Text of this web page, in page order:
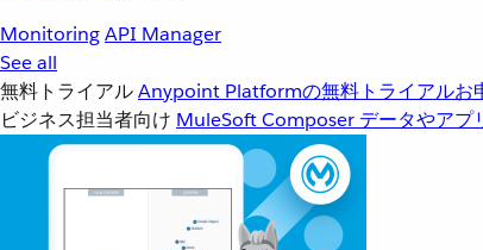
MonitoringAPI Manager
See all
無料トライアルAnypoint Platformの無料トライアルお
ビジネス担当者向け MuleSoft Composer データやアプ